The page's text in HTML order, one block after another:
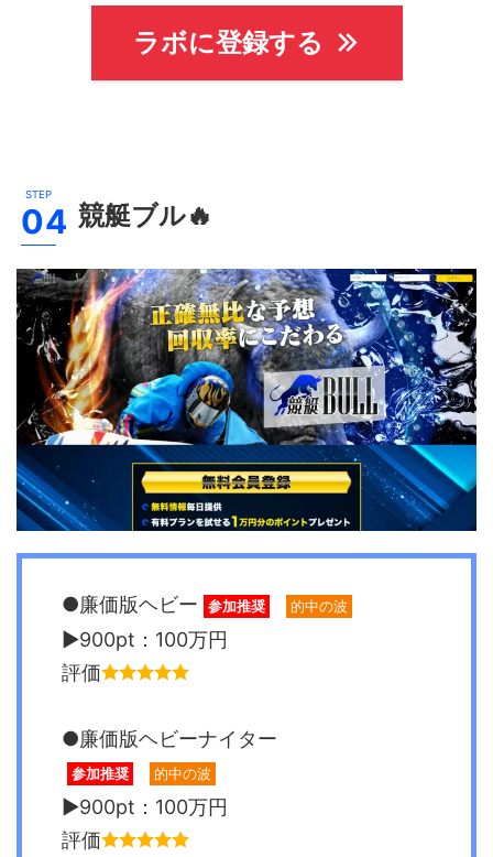
ラボに登録する
競艇ブル🔥
●廉価版ヘビー 参加推奨 的中の波
▶︎900pt：100万円
評価
●廉価版ヘビーナイター
参加推奨 的中の波
▶︎900pt：100万円
評価